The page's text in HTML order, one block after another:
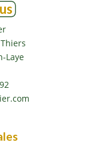
Laye